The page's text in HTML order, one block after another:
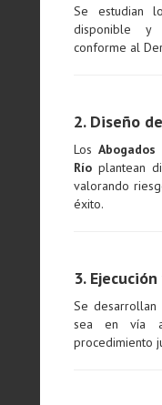
Se estudian
disponible
conforme al
2. Diseño
Los
Río plantean
valorando
éxito.
3.
Se desarrollan
sea en vía
procedimiento